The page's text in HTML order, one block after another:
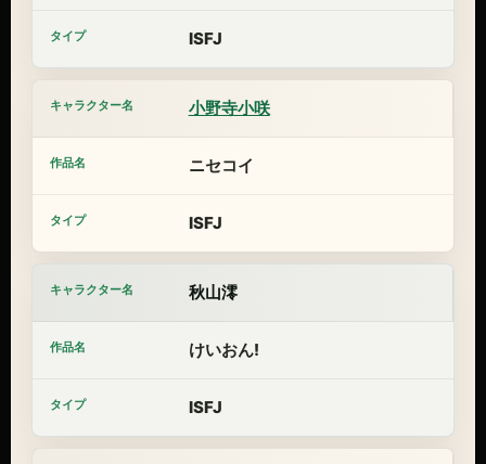
ISFJ
小野寺小咲
ニセコイ
ISFJ
秋山澪
けいおん!
ISFJ